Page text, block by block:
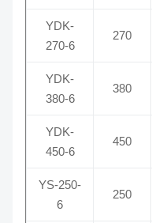
YDK-
270-6
270
YDK-
380-6
380
YDK-
450-6
450
YS-250-
6
250